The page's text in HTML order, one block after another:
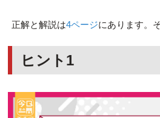
正解と解説は4ページにあります。
ヒント1